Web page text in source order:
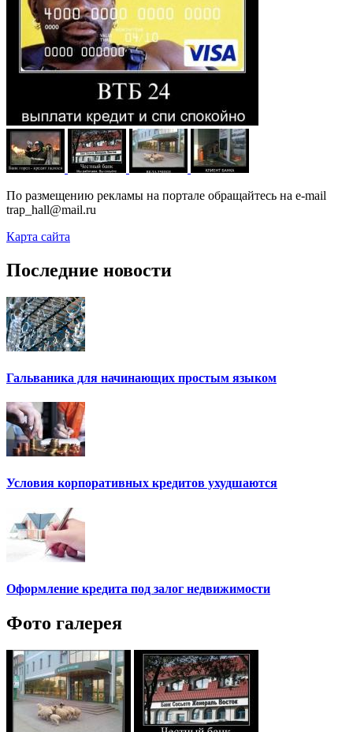
По размещению рекламы на портале обращайтесь на e-mail
trap_hall@mail.ru
Карта сайта
Последние новости
Гальваника для начинающих простым языком
Условия корпоративных кредитов ухудшаются
Оформление кредита под залог недвижимости
Фото галерея